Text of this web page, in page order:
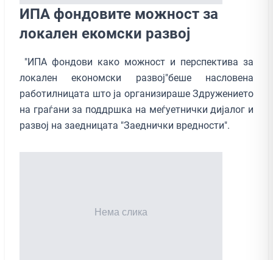
ИПА фондовите можност за
локален екомски развој
"ИПА фондови како можност и перспектива за
локален економски развој"беше насловена
работилницата што ја организираше Здружението
на граѓани за поддршка на меѓуетнички дијалог и
развој на заедницата "Заеднички вредности".